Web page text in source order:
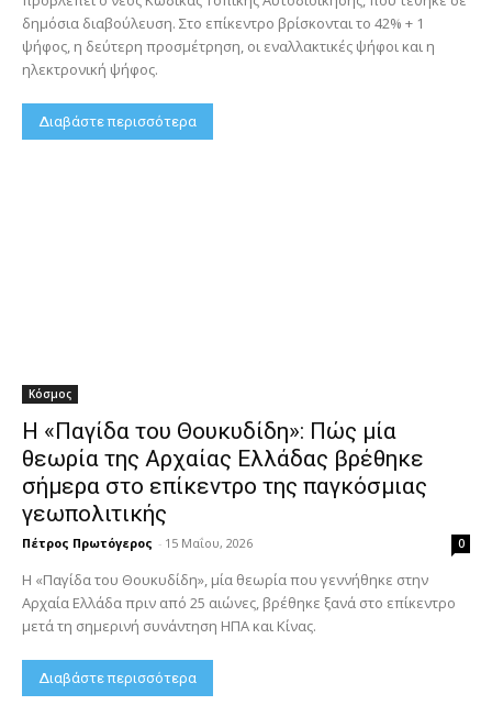
δημόσια διαβούλευση. Στο επίκεντρο βρίσκονται το 42% + 1
ψήφος, η δεύτερη προσμέτρηση, οι εναλλακτικές ψήφοι και η
ηλεκτρονική ψήφος.
Διαβάστε περισσότερα
Κόσμος
Η «Παγίδα του Θουκυδίδη»: Πώς μία
θεωρία της Αρχαίας Ελλάδας βρέθηκε
σήμερα στο επίκεντρο της παγκόσμιας
γεωπολιτικής
Πέτρος Πρωτόγερος - 15 Μαΐου, 2026 0
Η «Παγίδα του Θουκυδίδη», μία θεωρία που γεννήθηκε στην
Αρχαία Ελλάδα πριν από 25 αιώνες, βρέθηκε ξανά στο επίκεντρο
μετά τη σημερινή συνάντηση ΗΠΑ και Κίνας.
Διαβάστε περισσότερα